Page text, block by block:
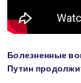
Болезненные
Путин